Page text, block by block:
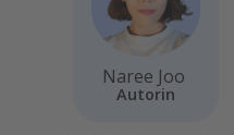
Naree Joo
Autorin